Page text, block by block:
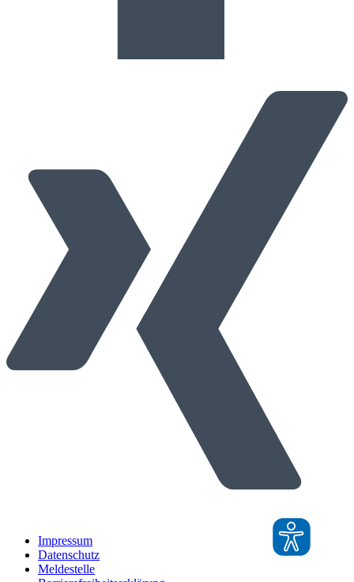
Impressum
Datenschutz
Meldestelle